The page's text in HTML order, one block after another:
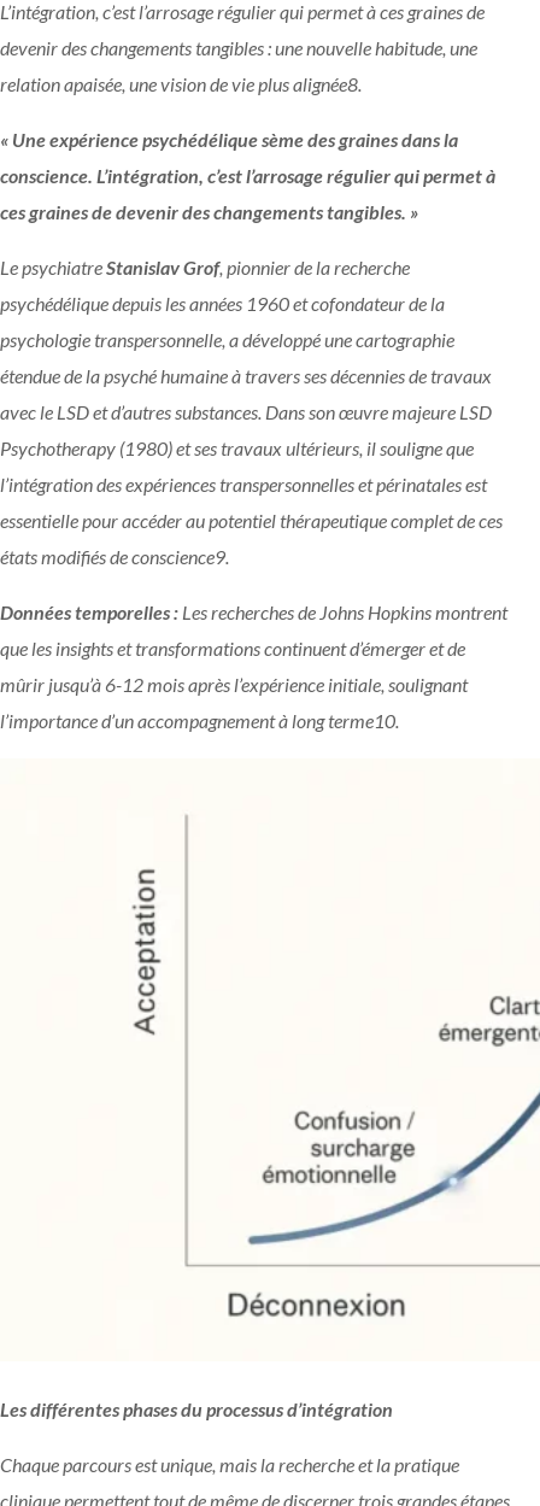
L’intégration, c’est l’arrosage régulier qui permet à ces graines de
devenir des changements tangibles : une nouvelle habitude, une
relation apaisée, une vision de vie plus alignée8
« Une expérience psychédélique sème des graines dans la
conscience. L’intégration, c’est l’arrosage régulier qui permet à
ces graines de devenir des changements tangibles. »
Le psychiatre Stanislav Grof, pionnier de la recherche
psychédélique depuis les années 1960 et cofondateur de la
psychologie transpersonnelle, a développé une cartographie
étendue de la psyché humaine à travers ses décennies de travaux
avec le LSD et d’autres substances. Dans son œuvre majeure LSD
Psychotherapy (1980) et ses travaux ultérieurs, il souligne que
l’intégration des expériences transpersonnelles et périnatales est
essentielle pour accéder au potentiel thérapeutique complet de ces
états modifiés de conscience9
Données temporelles : Les recherches de Johns Hopkins montrent
que les insights et transformations continuent d’émerger et de
mûrir jusqu’à 6-12 mois après l’expérience initiale, soulignant
l’importance d’un accompagnement à long terme10
Les différentes phases du processus d’intégration
Chaque parcours est unique, mais la recherche et la pratique
clinique permettent tout de même de discerner trois grandes étapes